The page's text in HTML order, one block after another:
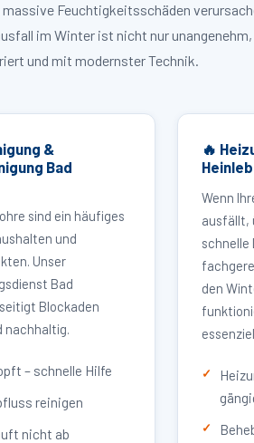
Feuchtigkeitsschäden
im Winter ist nicht nur
und mit modernster Technik.
&
Bad
sind ein häufiges
und
Unser
Bad
Blockaden
nachhaltig.
– schnelle Hilfe
reinigen
nicht ab
🔥
Wenn
ausfällt,
schnelle
den